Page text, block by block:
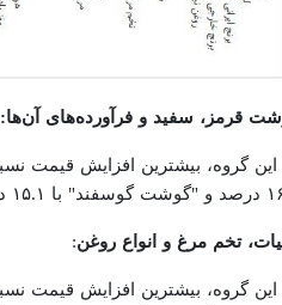
قرمز، سفید و فرآورده‌های آن‌ها:
درصد است.
تخم مرغ و انواع روغن: